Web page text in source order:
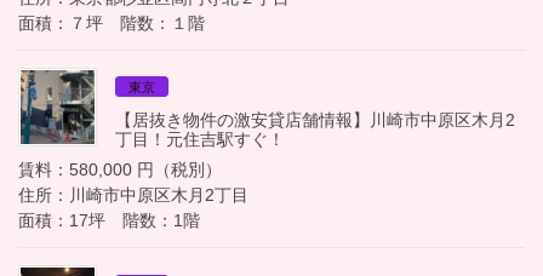
面積：７坪 階数：１階
東京
【居抜き物件の激安貸店舗情報】川崎市中原区木月2
丁目！元住吉駅すぐ！
賃料：580,000 円（税別）
住所：川崎市中原区木月2丁目
面積：17坪 階数：1階